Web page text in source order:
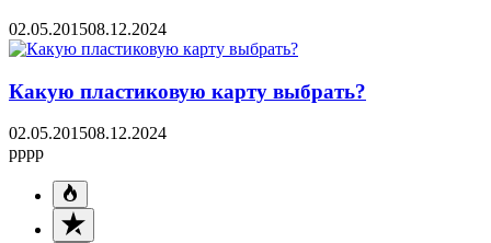
02.05.201508.12.2024
Какую пластиковую карту выбрать?
02.05.201508.12.2024
pppp